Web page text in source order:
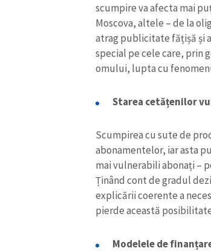
scumpire va afecta mai
Moscova, altele – de la
atrag publicitate fățișă și
special pe cele care, prin
omului, lupta cu
Starea cetățenilor
Scumpirea cu sute de
abonamentelor, iar asta
mai vulnerabili abonați –
Ținând cont de gradul
explicării coerente a
pierde această
Modelele de